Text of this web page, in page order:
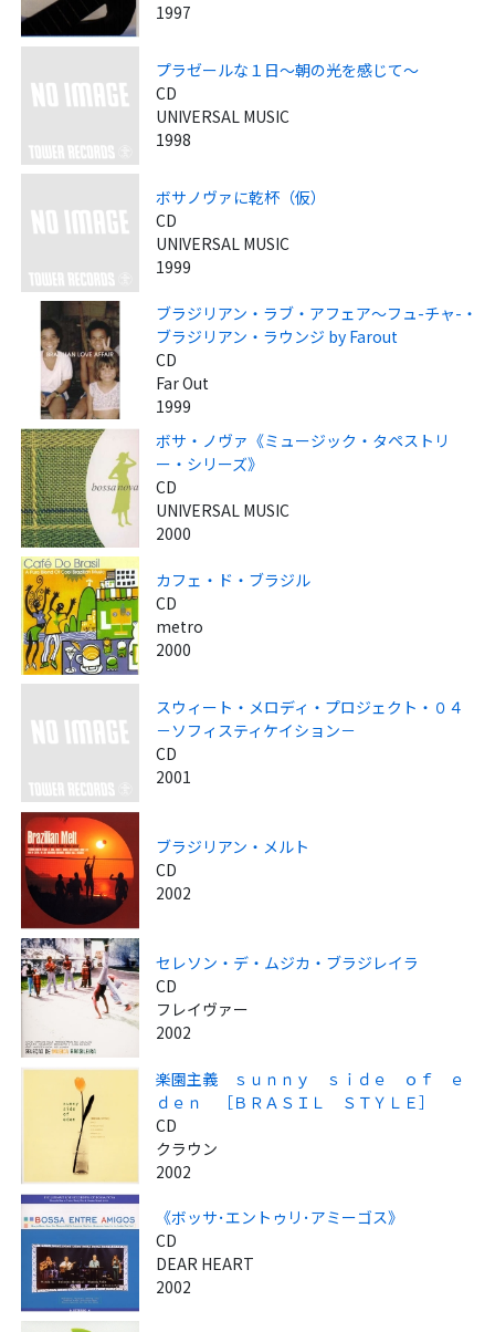
1997
プラゼールな１日～朝の光を感じて～
CD
UNIVERSAL MUSIC
1998
ボサノヴァに乾杯（仮）
CD
UNIVERSAL MUSIC
1999
ブラジリアン・ラブ・アフェア～フュ-チャ-・
ブラジリアン・ラウンジ by Farout
CD
Far Out
1999
ボサ・ノヴァ《ミュージック・タペストリ
ー・シリーズ》
CD
UNIVERSAL MUSIC
2000
カフェ・ド・ブラジル
CD
metro
2000
スウィート・メロディ・プロジェクト・０４
－ソフィスティケイション－
CD
2001
ブラジリアン・メルト
CD
2002
セレソン・デ・ムジカ・ブラジレイラ
CD
フレイヴァー
2002
楽園主義 ｓｕｎｎｙ ｓｉｄｅ ｏｆ ｅ
ｄｅｎ ［ＢＲＡＳＩＬ ＳＴＹＬＥ］
CD
クラウン
2002
《ボッサ･エントゥリ･アミーゴス》
CD
DEAR HEART
2002